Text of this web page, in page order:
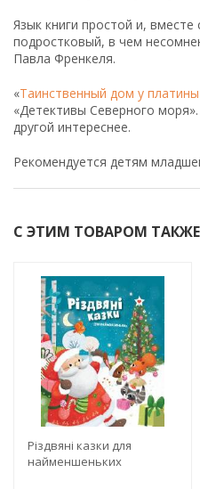
Язык книги простой и,
подростковый, в чем
Павла Френкеля.
«Таинственный дом у платины
«Детективы Северного
другой интереснее.
Рекомендуется детям
С ЭТИМ ТОВАРОМ
Різдвяні казки для
найменшеньких